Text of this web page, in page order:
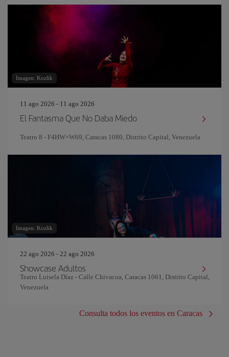
Imagen: Kozlik
11 ago 2026 - 11 ago 2026
El Fantasma Que No Daba Miedo
Teatro 8 - F4HW+W69, Caracas 1080, Distrito Capital, Venezuela
Imagen: Kozlik
22 ago 2026 - 22 ago 2026
Showcase Adultos
Teatro Luisela Díaz - Calle Chivacoa, Caracas 1061, Distrito Capital,
Venezuela
Consulta todos los eventos en Caracas